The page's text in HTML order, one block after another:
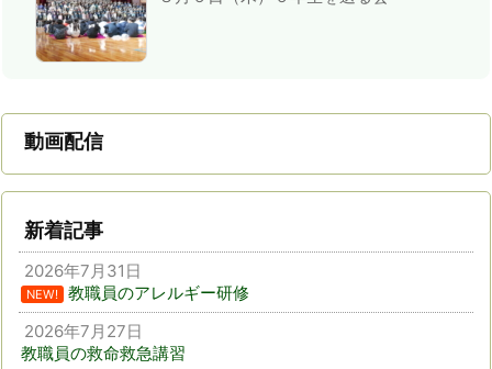
動画配信
新着記事
2026年7月31日
NEW!
教職員のアレルギー研修
2026年7月27日
教職員の救命救急講習